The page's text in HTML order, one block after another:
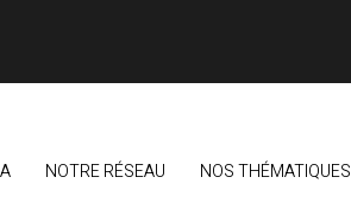
NOTRE RÉSEAU NOS THÉMATIQUES